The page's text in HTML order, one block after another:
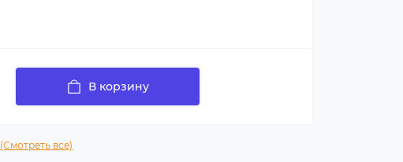
В корзину
(Смотреть все)